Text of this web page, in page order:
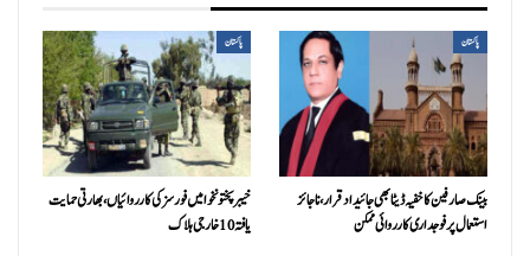
پاکستان
بینک صارفین کا خفیہ ڈیٹا بھی جائیداد قرار، ناجائز
استعمال پر فوجداری کارروائی ممکن
پاکستان
خیبرپختونخوا میں فورسز کی کارروائیاں، بھارتی حمایت
یافتہ 10 خارجی ہلاک